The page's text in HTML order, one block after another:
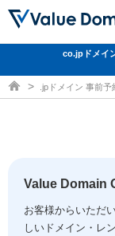
ドメイントップ
ドメイン移管
コアサーバー
バリューサーバー
セキュリティトップ
Value Domain ネット
サービストップ
co.jpドメイ
ドメイン取得ならバリ
.jpドメイン 事前
Value Domain
お客様からいただ
しいドメイン・レ